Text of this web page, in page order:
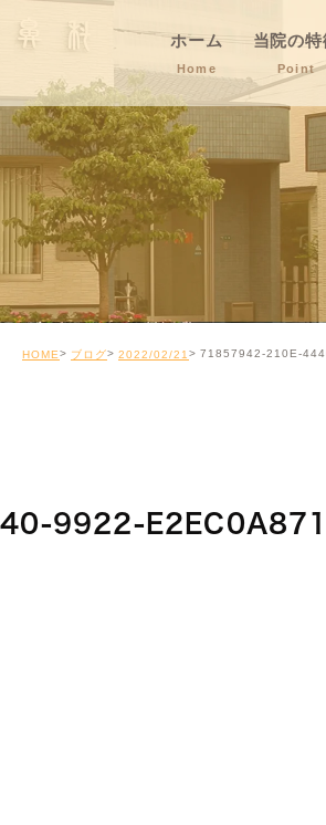
ホーム
Home
当院の特
Point
HOME ブログ 2022/02/21 71857942-210E-
9922-